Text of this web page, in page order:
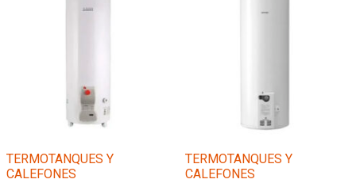
TERMOTANQUES Y
CALEFONES
TERMOTANQUES Y
CALEFONES